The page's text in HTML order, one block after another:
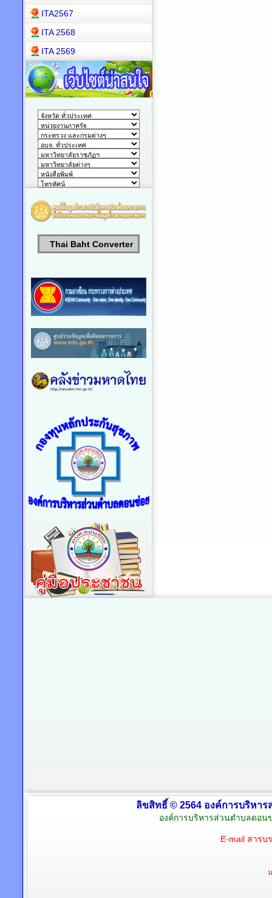
ITA2567
ITA 2568
ITA 2569
Thai Baht Converter
ลิขสิทธิ์ © 2564 องค์การบริหา
องค์การบริหารส่วนตำบลดอน
E-mail สาร